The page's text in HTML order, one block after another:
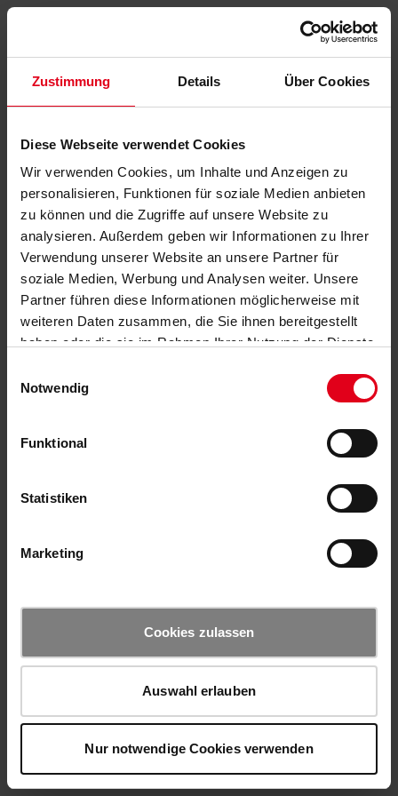
Zustimmung Details Über Cookies
Diese Webseite verwendet Cookies
Wir verwenden Cookies, um Inhalte und Anzeigen zu
personalisieren, Funktionen für soziale Medien anbieten
zu können und die Zugriffe auf unsere Website zu
analysieren. Außerdem geben wir Informationen zu Ihrer
Verwendung unserer Website an unsere Partner für
soziale Medien, Werbung und Analysen weiter. Unsere
Partner führen diese Informationen möglicherweise mit
weiteren Daten zusammen, die Sie ihnen bereitgestellt
haben oder die sie im Rahmen Ihrer Nutzung der Dienste
Notwendig
Funktional
Statistiken
Marketing
Cookies zulassen
Auswahl erlauben
Nur notwendige Cookies verwenden